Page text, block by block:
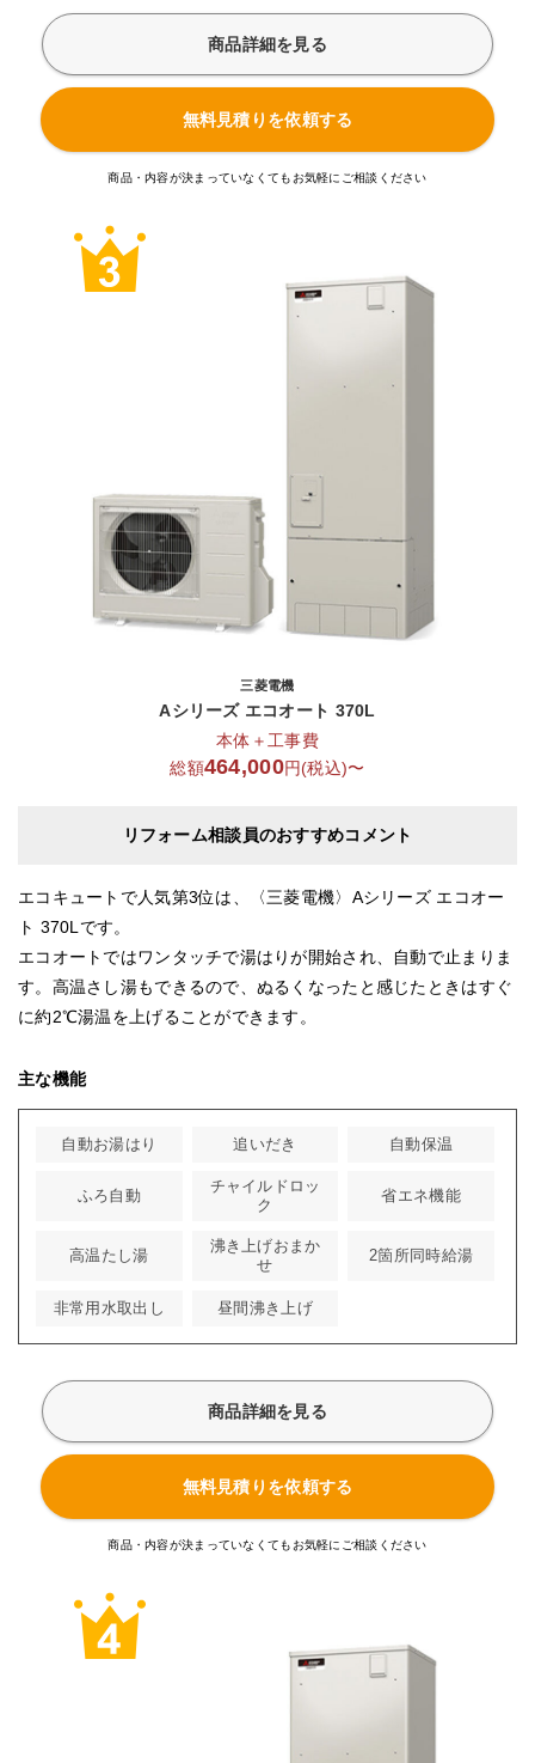
商品詳細を見る
無料見積りを依頼する
商品・内容が決まっていなくてもお気軽にご相談ください
三菱電機
Aシリーズ エコオート 370L
本体＋工事費
総額464,000円(税込)〜
リフォーム相談員のおすすめコメント
エコキュートで人気第3位は、〈三菱電機〉Aシリーズ エコオー
ト 370Lです。
エコオートではワンタッチで湯はりが開始され、自動で止まりま
す。高温さし湯もできるので、ぬるくなったと感じたときはすぐ
に約2℃湯温を上げることができます。
主な機能
自動お湯はり 追いだき 自動保温
ふろ自動
チャイルドロッ
ク
省エネ機能
高温たし湯
沸き上げおまか
せ
2箇所同時給湯
非常用水取出し 昼間沸き上げ
商品詳細を見る
無料見積りを依頼する
商品・内容が決まっていなくてもお気軽にご相談ください